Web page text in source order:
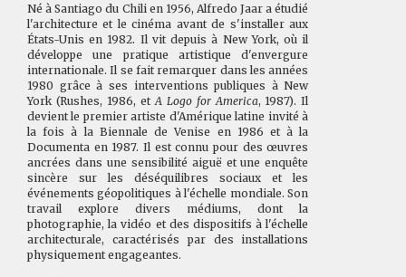
Né à Santiago du Chili en 1956, Alfredo Jaar a étudié
l'architecture et le cinéma avant de s'installer aux
États-Unis en 1982. Il vit depuis à New York, où il
développe une pratique artistique d'envergure
internationale. Il se fait remarquer dans les années
1980 grâce à ses interventions publiques à New
York (Rushes, 1986, et A Logo for America, 1987). Il
devient le premier artiste d'Amérique latine invité à
la fois à la Biennale de Venise en 1986 et à la
Documenta en 1987. Il est connu pour des œuvres
ancrées dans une sensibilité aiguë et une enquête
sincère sur les déséquilibres sociaux et les
événements géopolitiques à l'échelle mondiale. Son
travail explore divers médiums, dont la
photographie, la vidéo et des dispositifs à l'échelle
architecturale, caractérisés par des installations
physiquement engageantes.